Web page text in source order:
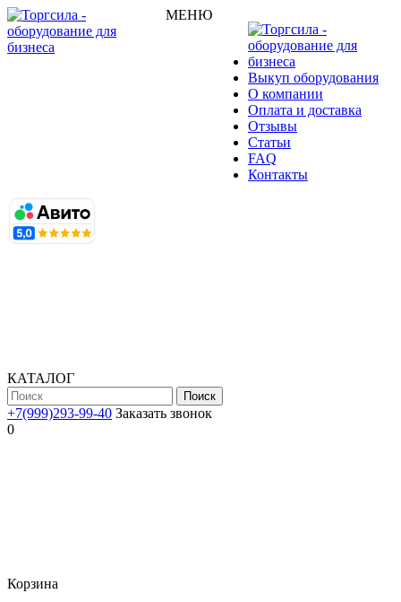
МЕНЮ
Выкуп оборудования
О компании
Оплата и доставка
Отзывы
Статьи
FAQ
Контакты
КАТАЛОГ
Поиск
+7(999)293-99-40 Заказать звонок
0
Корзина